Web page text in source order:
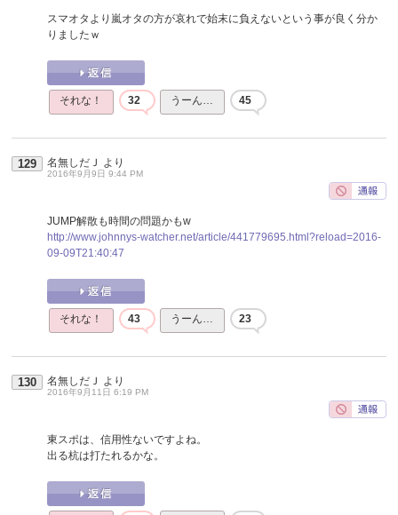
スマオタより嵐オタの方が哀れで始末に負えないという事が良く分か
りましたｗ
それな！ 32 うーん… 45
129 名無しだＪ より
2016年9月9日 9:44 PM
JUMP解散も時間の問題かもw
http://www.johnnys-watcher.net/article/441779695.html?reload=2016-
09-09T21:40:47
それな！ 43 うーん… 23
130 名無しだＪ より
2016年9月11日 6:19 PM
東スポは、信用性ないですよね。
出る杭は打たれるかな。